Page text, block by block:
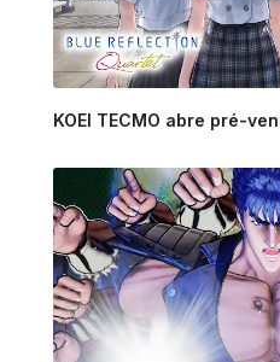
KOEI TECMO abre pré-